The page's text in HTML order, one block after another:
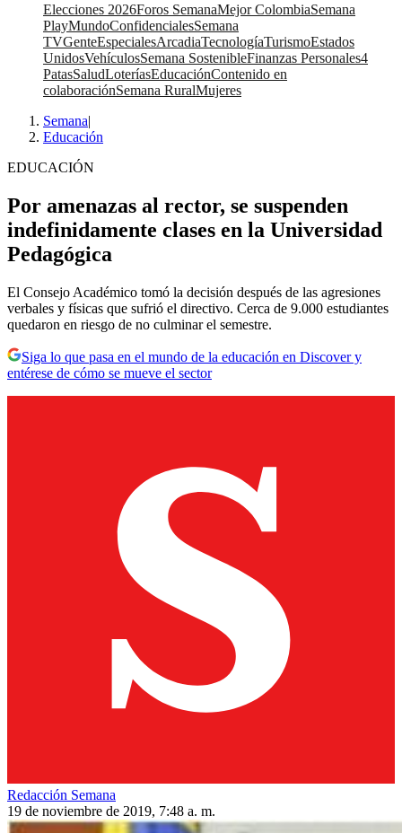
Elecciones 2026Foros SemanaMejor ColombiaSemana
PlayMundoConfidencialesSemana
TVGenteEspecialesArcadiaTecnologíaTurismoEstados
UnidosVehículosSemana SostenibleFinanzas Personales4
PatasSaludLoteríasEducaciónContenido en
colaboraciónSemana RuralMujeres
Semana|
Educación
EDUCACIÓN
Por amenazas al rector, se suspenden
indefinidamente clases en la Universidad
Pedagógica
El Consejo Académico tomó la decisión después de las agresiones
verbales y físicas que sufrió el directivo. Cerca de 9.000 estudiantes
quedaron en riesgo de no culminar el semestre.
Siga lo que pasa en el mundo de la educación en Discover y
entérese de cómo se mueve el sector
Redacción Semana
19 de noviembre de 2019, 7:48 a. m.